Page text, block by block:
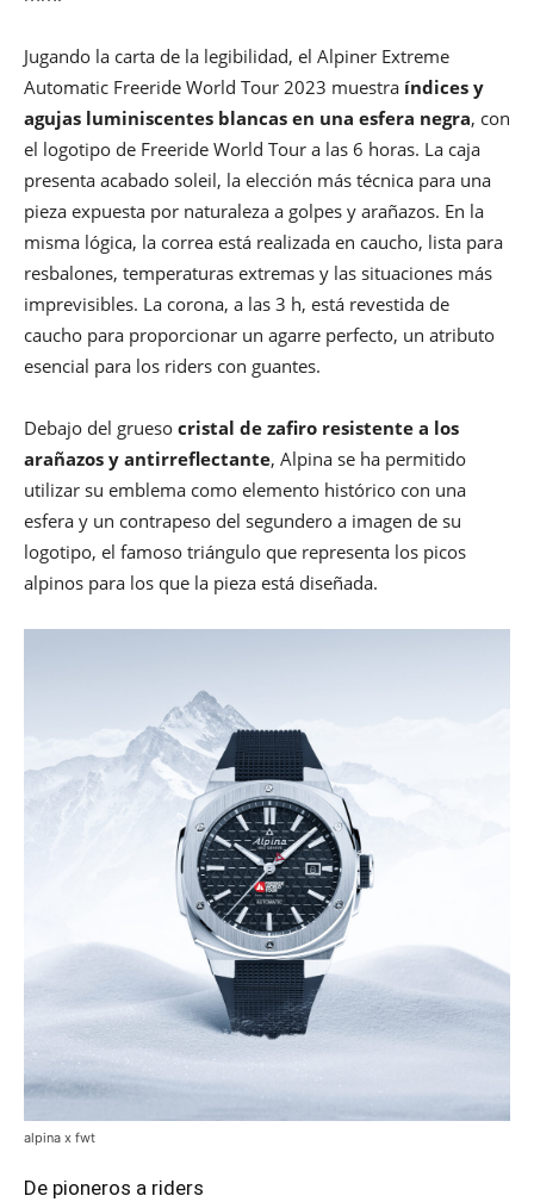
Jugando la carta de la legibilidad, el Alpiner Extreme
Automatic Freeride World Tour 2023 muestra índices y
agujas luminiscentes blancas en una esfera negra, con
el logotipo de Freeride World Tour a las 6 horas. La caja
presenta acabado soleil, la elección más técnica para una
pieza expuesta por naturaleza a golpes y arañazos. En la
misma lógica, la correa está realizada en caucho, lista para
resbalones, temperaturas extremas y las situaciones más
imprevisibles. La corona, a las 3 h, está revestida de
caucho para proporcionar un agarre perfecto, un atributo
esencial para los riders con guantes.
Debajo del grueso cristal de zafiro resistente a los
arañazos y antirreflectante, Alpina se ha permitido
utilizar su emblema como elemento histórico con una
esfera y un contrapeso del segundero a imagen de su
logotipo, el famoso triángulo que representa los picos
alpinos para los que la pieza está diseñada.
alpina x fwt
De pioneros a riders